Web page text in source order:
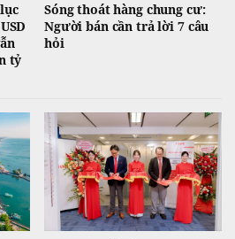
tỷ
Sóng thoát hàng chung cư:
Người bán cần trả lời 7 câu
hỏi